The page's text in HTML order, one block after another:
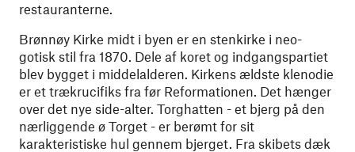
restauranterne.
Brønnøy Kirke midt i byen er en stenkirke i neo-
gotisk stil fra 1870. Dele af koret og indgangspartiet
blev bygget i middelalderen. Kirkens ældste klenodie
er et trækrucifiks fra før Reformationen. Det hænger
over det nye side-alter. Torghatten - et bjerg på den
nærliggende ø Torget - er berømt for sit
karakteristiske hul gennem bjerget. Fra skibets dæk